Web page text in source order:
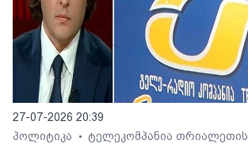
27-07-2026 20:39
პოლიტიკა
• ტელეკომპანია თრიალეთის